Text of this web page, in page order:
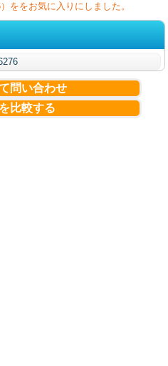
ををお気に入りにしました。
問い合わせ
比較する